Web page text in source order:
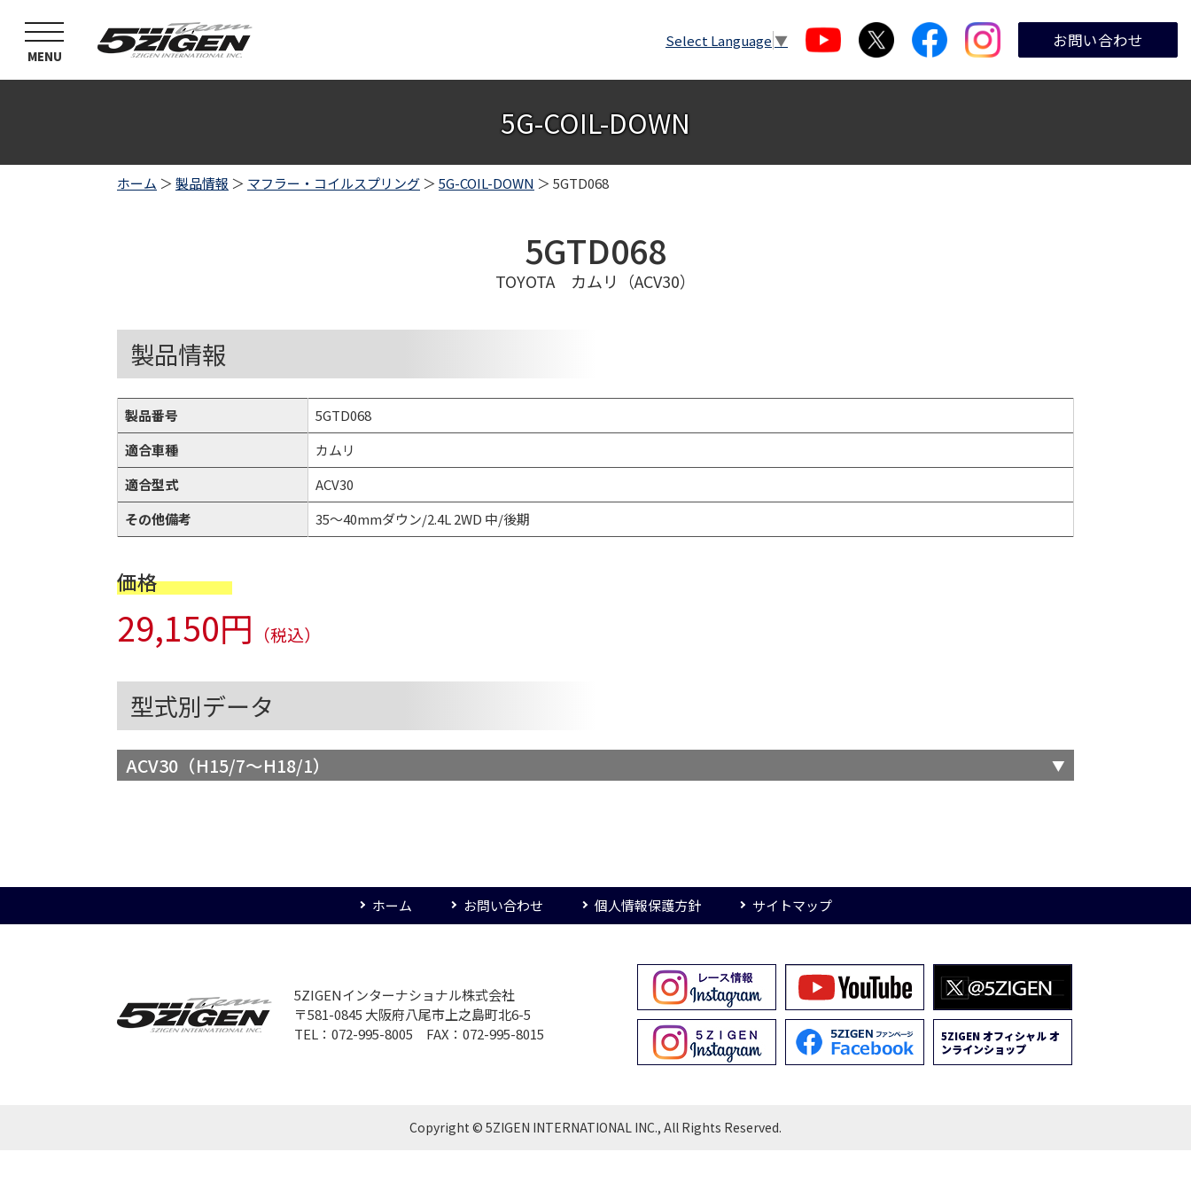
toggle
navigation
MENU
Select Language ▼ お問い合わせ
5G-COIL-DOWN
ホーム ＞製品情報 ＞ マフラー・コイルスプリング ＞5G-COIL-DOWN ＞ 5GTD068
5GTD068
TOYOTA カムリ（ACV30）
製品情報
製品番号
5GTD068
適合車種
カムリ
適合型式
ACV30
その他備考
35～40mmダウン/2.4L 2WD 中/後期
価格
29,150円 （税込）
型式別データ
ACV30（H15/7～H18/1）
ホーム お問い合わせ 個人情報保護方針 サイトマップ
5ZIGENインターナショナル株式会社
〒581-0845 大阪府八尾市上之島町北6-5
TEL：072-995-8005 FAX：072-995-8015
5ZIGEN オフィシャル オ
ンラインショップ
Copyright © 5ZIGEN INTERNATIONAL INC., All Rights Reserved.